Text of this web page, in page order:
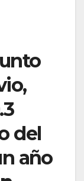
del
año